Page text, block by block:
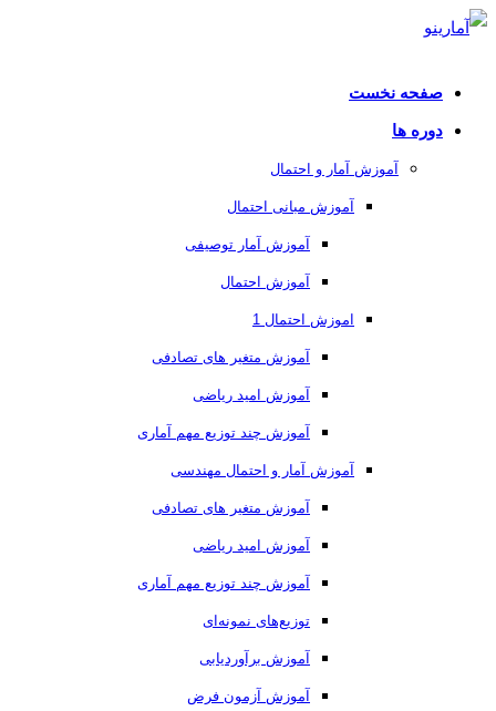
صفحه نخست
دوره ها
آموزش آمار و احتمال
آموزش مبانی احتمال
آموزش آمار توصیفی
آموزش احتمال
اموزش احتمال 1
آموزش متغیر های تصادفی
آموزش امید ریاضی
آموزش چند توزیع مهم آماری
آموزش آمار و احتمال مهندسی
آموزش متغیر های تصادفی
آموزش امید ریاضی
آموزش چند توزیع مهم آماری
توزیع‌های نمونه‌ای
آموزش برآوردیابی
آموزش آزمون فرض